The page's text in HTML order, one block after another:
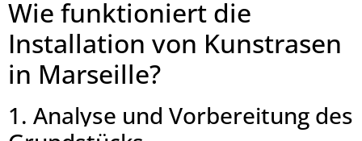
Wie funktioniert die
Installation von Kunstrasen
in Marseille?
1. Analyse und Vorbereitung des